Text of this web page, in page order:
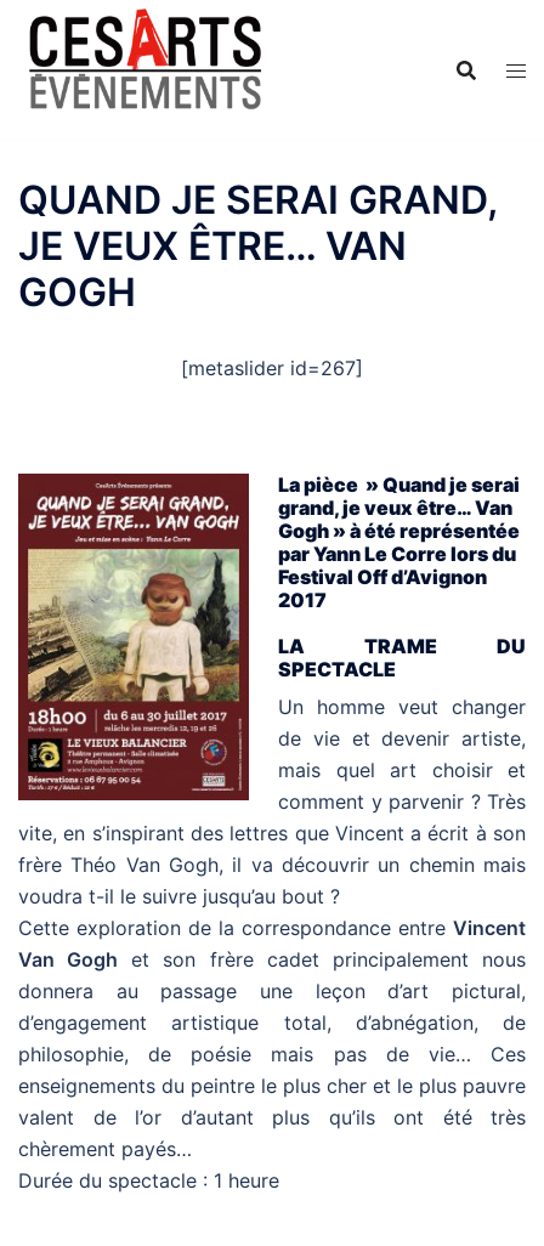
Aller
contenu
QUAND JE SERAI GRAND,
JE VEUX ÊTRE… VAN
GOGH
[metaslider id=267]
La pièce » Quand je serai
grand, je veux être… Van
Gogh » à été représentée
par Yann Le Corre lors du
Festival Off d’Avignon
2017
LA TRAME DU
SPECTACLE
Un homme veut changer
de vie et devenir artiste,
mais quel art choisir et
comment y parvenir ? Très
vite, en s’inspirant des lettres que Vincent a écrit à son
frère Théo Van Gogh, il va découvrir un chemin mais
voudra t-il le suivre jusqu’au bout ?
Cette exploration de la correspondance entre Vincent
Van Gogh et son frère cadet principalement nous
donnera au passage une leçon d’art pictural,
d’engagement artistique total, d’abnégation, de
philosophie, de poésie mais pas de vie… Ces
enseignements du peintre le plus cher et le plus pauvre
valent de l’or d’autant plus qu’ils ont été très
chèrement payés…
Durée du spectacle : 1 heure